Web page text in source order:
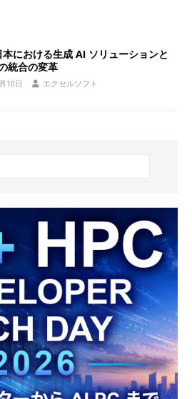
における生成 AI ソリューションと
統合の変革
10日 エクセルソフト